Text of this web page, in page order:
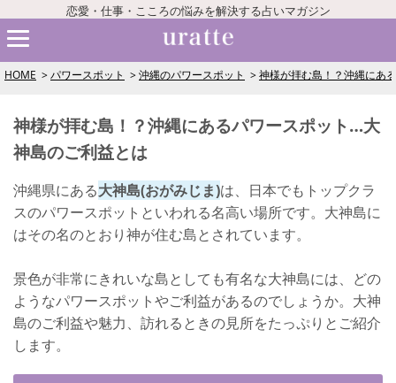
恋愛・仕事・こころの悩みを解決する占いマガジン
HOME パワースポット 沖縄のパワースポット 神様が拝む島！？沖縄にあ
神様が拝む島！？沖縄にあるパワースポット…大
神島のご利益とは
沖縄県にある大神島(おがみじま)は、日本でもトップクラ
スのパワースポットといわれる名高い場所です。大神島に
はその名のとおり神が住む島とされています。
景色が非常にきれいな島としても有名な大神島には、どの
ようなパワースポットやご利益があるのでしょうか。大神
島のご利益や魅力、訪れるときの見所をたっぷりとご紹介
します。